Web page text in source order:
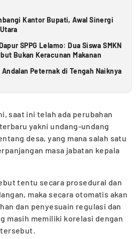
Kantor Bupati, Awal Sinergi
SPPG Lelamo: Dua Siswa SMKN
Bukan Keracunan Makanan
Peternak di Tengah Naiknya
saat ini telah ada perubahan
yakni undang-undang
desa, yang mana salah satu
masa jabatan kepala
tentu secara prosedural dan
maka secara otomatis akan
dan penyesuain regulasi dan
masih memiliki korelasi dengan